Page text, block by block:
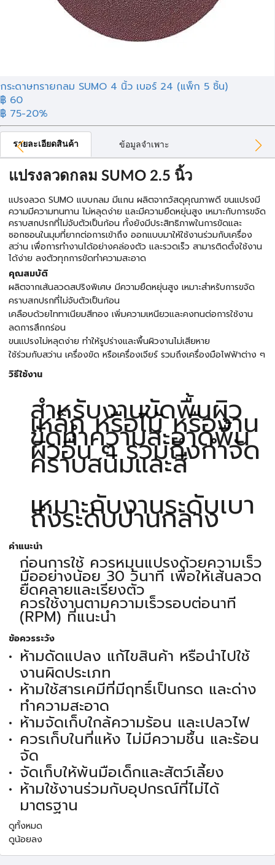
กระดาษทรายกลม SUMO 4 นิ้ว เบอร์ 24 (แพ็ก 5 ชิ้น)
฿ 60
฿ 75-20%
รายละเอียดสินค้า ข้อมูลจำเพาะ
แปรงลวดกลม SUMO 2.5 นิ้ว
แปรงลวด SUMO แบบกลม มีแกน ผลิตจากวัสดุคุณภาพดี ขนแปรงมี
ความมีความทนทาน ไม่หลุดง่าย และมีความยืดหยุ่นสูง เหมาะกับการขจัด
คราบสกปรกที่ไม่จับตัวเป็นก้อน ทั้งยังมีประสิทธิภาพในการขัดและ
ซอกซอนในมุมที่ยากต่อการเข้าถึง ออกแบบมาให้ใช้งานร่วมกับเครื่อง
สว่าน เพื่อการทำงานได้อย่างคล่องตัว และรวดเร็ว สามารติดตั้งใช้งาน
ได้ง่าย ลงตัวทุกการขัดทำความสะอาด
คุณสมบัติ
ผลิตจากเส้นลวดสปริงพิเศษ มีความยืดหยุ่นสูง เหมาะสำหรับการขจัด
คราบสกปรกที่ไม่จับตัวเป็นก้อน
เคลือบด้วยไททาเนียมสีทอง เพิ่มความเหนียวและคงทนต่อการใช้งาน
ลดการสึกกร่อน
ขนแปรงไม่หลุดง่าย ทำให้รูปร่างและพื้นผิวงานไม่เสียหาย
ใช้ร่วมกับสว่าน เครื่องขัด หรือเครื่องเจียร์ รวมถึงเครื่องมือไฟฟ้าต่าง ๆ
วิธีใช้งาน
สำหรับงานขัดพื้นผิว
เหล็ก หรือไม้ หรืองาน
ขัดทำความสะอาดพื้น
ผิวอื่น ๆ รวมถึงกำจัด
คราบสนิมและสี
เหมาะกับงานระดับเบา
ถึงระดับปานกลาง
คำแนะนำ
ก่อนการใช้ ควรหมุนแปรงด้วยความเร็ว
มืออย่างน้อย 30 วินาที เพื่อให้เส้นลวด
ยืดคลายและเรียงตัว
ควรใช้งานตามความเร็วรอบต่อนาที
(RPM) ที่แนะนำ
ข้อควรระวัง
ห้ามดัดแปลง แก้ไขสินค้า หรือนำไปใช้
งานผิดประเภท
ห้ามใช้สารเคมีที่มีฤทธิ์เป็นกรด และด่าง
ทำความสะอาด
ห้ามจัดเก็บใกล้ความร้อน และเปลวไฟ
ควรเก็บในที่แห้ง ไม่มีความชื้น และร้อน
จัด
จัดเก็บให้พ้นมือเด็กและสัตว์เลี้ยง
ห้ามใช้งานร่วมกับอุปกรณ์ที่ไม่ได้
มาตรฐาน
ดูทั้งหมด
ดูน้อยลง